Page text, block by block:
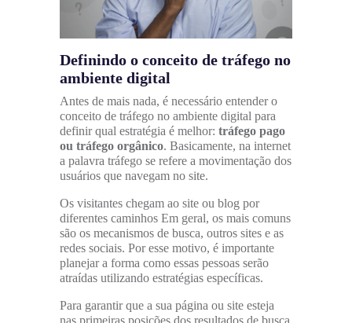
Definindo o conceito de tráfego no
ambiente digital
Antes de mais nada, é necessário entender o
conceito de tráfego no ambiente digital para
definir qual estratégia é melhor: tráfego pago
ou tráfego orgânico. Basicamente, na internet
a palavra tráfego se refere a movimentação dos
usuários que navegam no site.
Os visitantes chegam ao site ou blog por
diferentes caminhos Em geral, os mais comuns
são os mecanismos de busca, outros sites e as
redes sociais. Por esse motivo, é importante
planejar a forma como essas pessoas serão
atraídas utilizando estratégias específicas.
Para garantir que a sua página ou site esteja